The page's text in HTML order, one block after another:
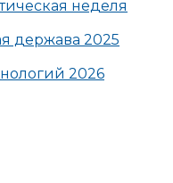
неделя
держава 2025
2026